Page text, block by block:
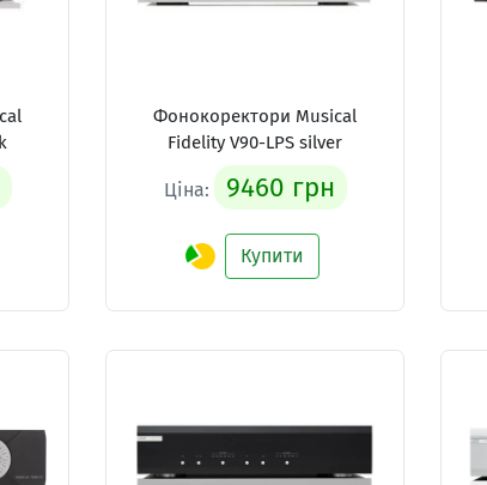
Фонокоректори Musical
Fidelity V90-LPS silver
Ціна: 9460 грн
Купити